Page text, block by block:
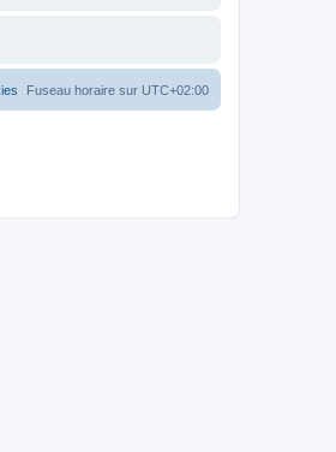
Fuseau horaire sur UTC+02:00